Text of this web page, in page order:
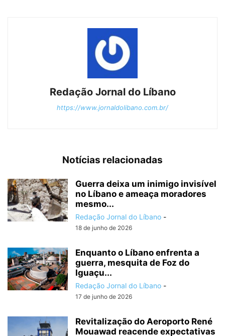
Redação Jornal do Líbano
https://www.jornaldolibano.com.br/
Notícias relacionadas
Guerra deixa um inimigo invisível
no Líbano e ameaça moradores
mesmo...
Redação Jornal do Líbano -
18 de junho de 2026
Enquanto o Líbano enfrenta a
guerra, mesquita de Foz do
Iguaçu...
Redação Jornal do Líbano -
17 de junho de 2026
Revitalização do Aeroporto René
Mouawad reacende expectativas